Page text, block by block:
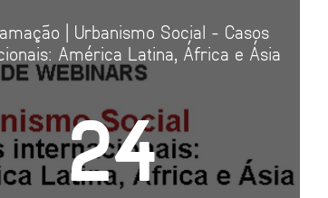
| Urbanismo Social - Casos
América Latina, África e Ásia
24